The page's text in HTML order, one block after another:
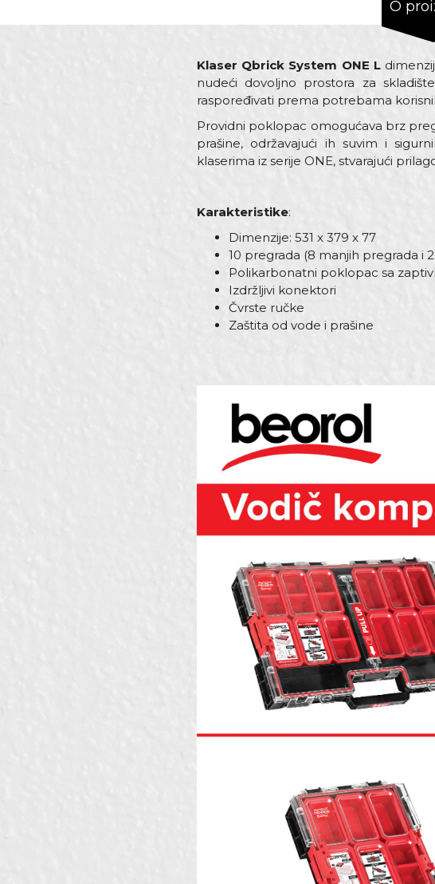
O
Klaser Qbrick System ONE L
nudeći dovoljno prostora za
raspoređivati prema potrebama
Providni poklopac omogućava brz
prašine, održavajući ih suvim i
klaserima iz serije ONE, stvarajući
Karakteristike:
Dimenzije: 531 x 379 x 77
10 pregrada (8 manjih pregrada i
Polikarbonatni poklopac sa
Izdržljivi konektori
Čvrste ručke
Zaštita od vode i prašine